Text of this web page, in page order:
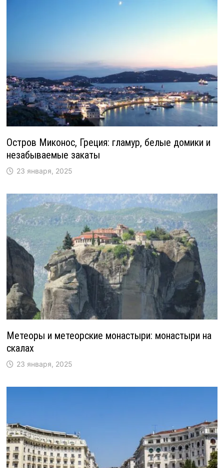
Остров Миконос, Греция: гламур, белые домики и
незабываемые закаты
23 января, 2025
Метеоры и метеорские монастыри: монастыри на
скалах
23 января, 2025